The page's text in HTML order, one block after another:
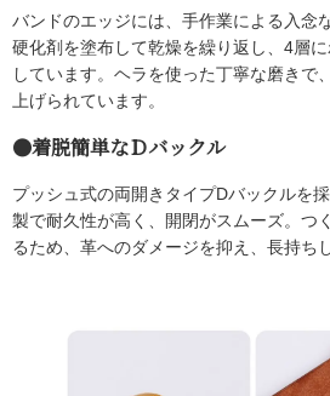
バンドのエッジには、手作業による入念
硬化剤を塗布して乾燥を繰り返し、4層
しています。ヘラを使った丁寧な磨きで
上げられています。
●着脱簡単なＤバックル
プッシュ式の両開きタイプDバックルを
製で耐久性が高く、開閉がスムーズ。つ
るため、革へのダメージを抑え、長持ち